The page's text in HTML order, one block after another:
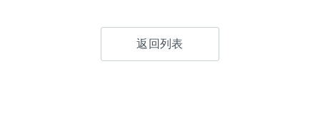
返回列表